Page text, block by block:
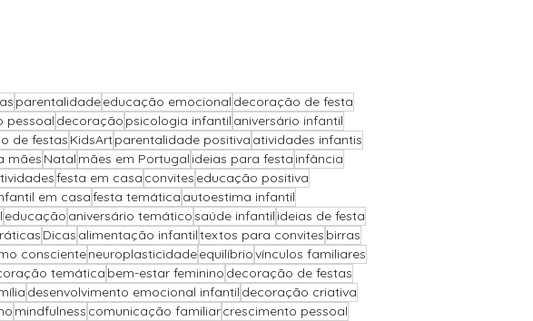
Segurança Digital
Cozinha Prática
Infantil Cozinha Familiar
parentalidadeeducação emocional decoração de festa
pessoal decoração psicologia infantil aniversário infantil
de festas KidsArtparentalidade positiva atividades infantis
mães Natal mães em Portugal ideias para festa infância
festa em casa convites educação positiva
em casafesta temática autoestima infantil
educação aniversário temáticosaúde infantil ideias de festa
Dicas alimentação infantiltextos para convites birras
conscienteneuroplasticidadeequilíbriovínculos familiares
temática bem-estar feminino decoração de festas
desenvolvimento emocional infantil decoração criativa
mindfulness comunicação familiarcrescimento pessoal